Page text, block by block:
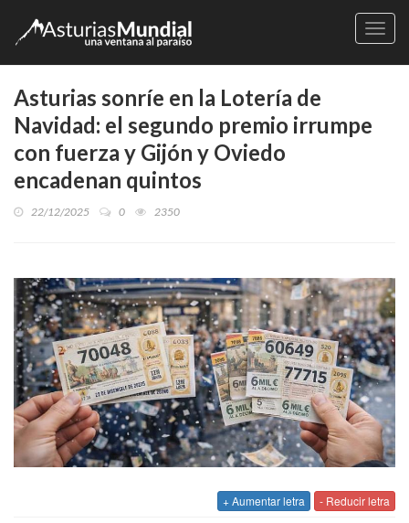
Asturias sonríe en la Lotería de
Navidad: el segundo premio irrumpe
con fuerza y Gijón y Oviedo
encadenan quintos
22/12/2025 0 2350
+ Aumentar letra - Reducir letra